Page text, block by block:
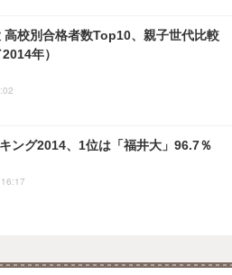
高校別合格者数Top10、親子世代比較
年）
ング2014、1位は「福井大」96.7％